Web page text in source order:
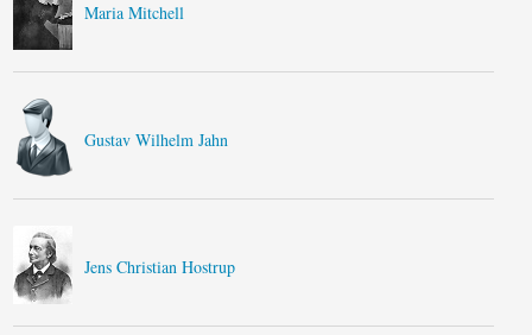
Maria Mitchell
Gustav Wilhelm Jahn
Jens Christian Hostrup